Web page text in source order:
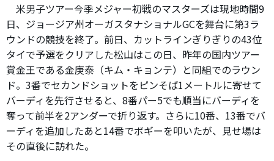
米男子ツアー今季メジャー初戦のマスターズは現地時間9
日、ジョージア州オーガスタナショナルGCを舞台に第3ラ
ウンドの競技を終了。前日、カットラインぎりぎりの43位
タイで予選をクリアした松山はこの日、昨年の国内ツアー
賞金王である金庚泰（キム・キョンテ）と同組でのラウン
ド。3番でセカンドショットをピンそば1メートルに寄せて
バーディを先行させると、8番パー5でも順当にバーディを
奪って前半を2アンダーで折り返す。さらに10番、13番でバ
ーディを追加したあと14番でボギーを叩いたが、見せ場は
その直後に訪れた。